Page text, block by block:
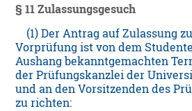
§ 11 Zulassungsgesuch
(1) Der Antrag auf Zulassung
Vorprüfung ist von dem
Aushang bekanntgemachten
der Prüfungskanzlei der
und an den Vorsitzenden des
zu richten: